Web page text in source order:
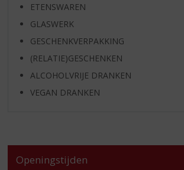
ETENSWAREN
GLASWERK
GESCHENKVERPAKKING
(RELATIE)GESCHENKEN
ALCOHOLVRIJE DRANKEN
VEGAN DRANKEN
Openingstijden